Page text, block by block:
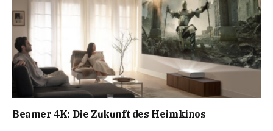
Beamer 4K: Die Zukunft des Heimkinos